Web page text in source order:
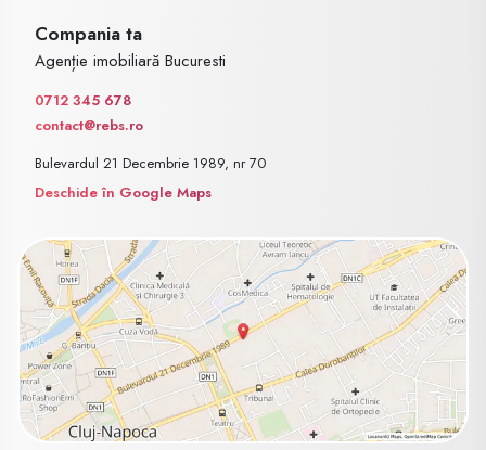
Compania ta
Agenție imobiliară Bucuresti
0712 345 678
contact@rebs.ro
Bulevardul 21 Decembrie 1989, nr 70
Deschide în Google Maps